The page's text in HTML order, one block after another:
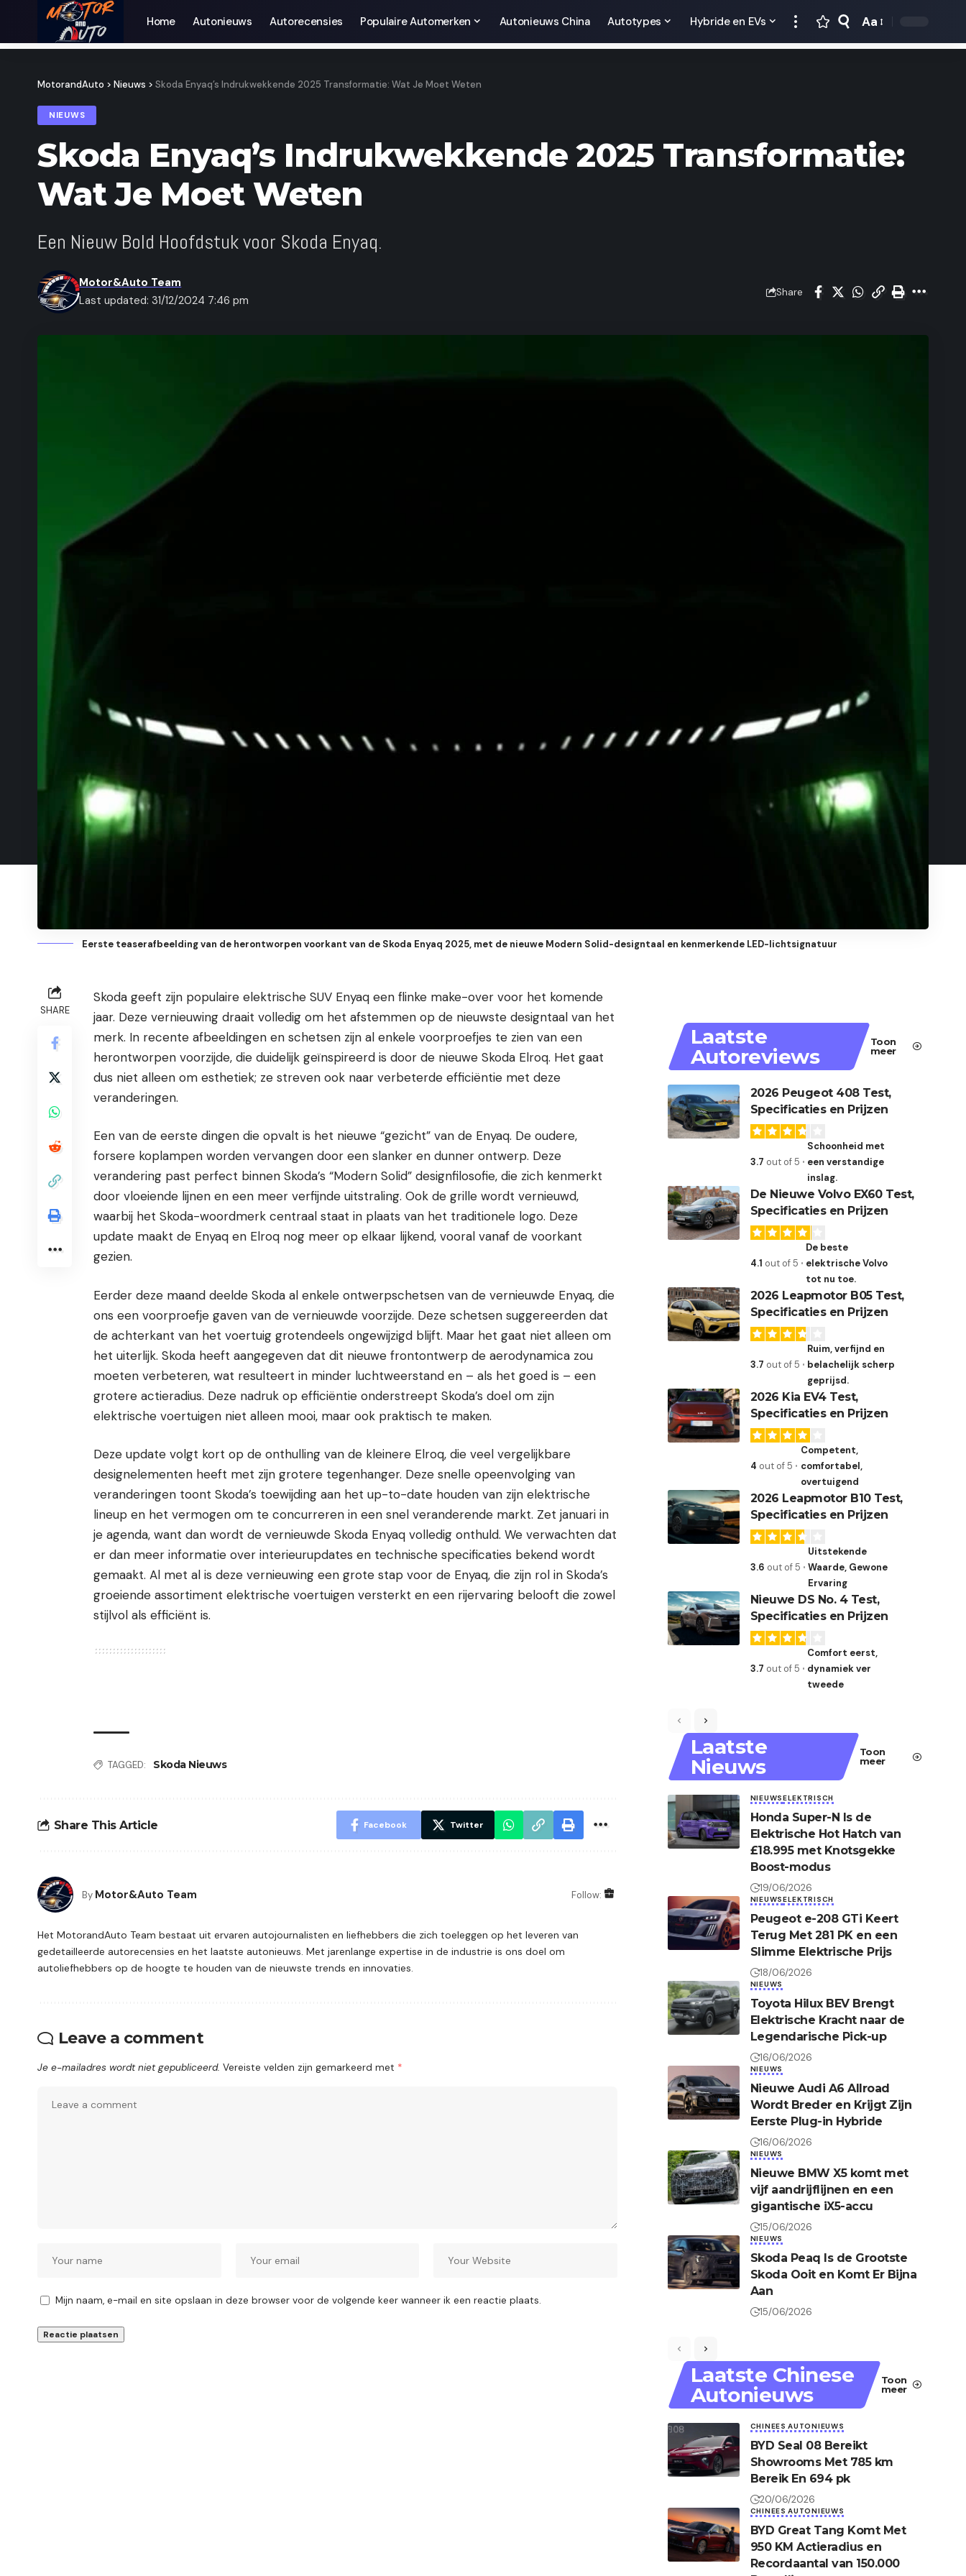
Home Autonieuws Auto­recensies Populaire Automerken Autonieuws China Autotypes Hybride en EVs Aa
MotorandAuto > Nieuws > Skoda Enyaq’s Indrukwekkende 2025 Transformatie: Wat Je Moet Weten
NIEUWS
Skoda Enyaq’s Indrukwekkende 2025 Transformatie:
Wat Je Moet Weten
Een Nieuw Bold Hoofdstuk voor Skoda Enyaq.
Last updated: 31/12/2024 7:46 pm
Motor&Auto Team
Share
Eerste teaserafbeelding van de herontworpen voorkant van de Skoda Enyaq 2025, met de nieuwe Modern Solid-designtaal en kenmerkende LED-lichtsignatuur
SHARE
Skoda geeft zijn populaire elektrische SUV Enyaq een flinke make-over voor het komende
jaar. Deze vernieuwing draait volledig om het afstemmen op de nieuwste designtaal van het
merk. In recente afbeeldingen en schetsen zijn al enkele voorproefjes te zien van een
herontworpen voorzijde, die duidelijk geïnspireerd is door de nieuwe Skoda Elroq. Het gaat
dus niet alleen om esthetiek; ze streven ook naar verbeterde efficiëntie met deze
veranderingen.
Een van de eerste dingen die opvalt is het nieuwe “gezicht” van de Enyaq. De oudere,
forsere koplampen worden vervangen door een slanker en dunner ontwerp. Deze
verandering past perfect binnen Skoda’s “Modern Solid” designfilosofie, die zich kenmerkt
door vloeiende lijnen en een meer verfijnde uitstraling. Ook de grille wordt vernieuwd,
waarbij het Skoda-woordmerk centraal staat in plaats van het traditionele logo. Deze
update maakt de Enyaq en Elroq nog meer op elkaar lijkend, vooral vanaf de voorkant
gezien.
Eerder deze maand deelde Skoda al enkele ontwerpschetsen van de vernieuwde Enyaq, die
ons een voorproefje gaven van de vernieuwde voorzijde. Deze schetsen suggereerden dat
de achterkant van het voertuig grotendeels ongewijzigd blijft. Maar het gaat niet alleen om
het uiterlijk. Skoda heeft aangegeven dat dit nieuwe frontontwerp de aerodynamica zou
moeten verbeteren, wat resulteert in minder luchtweerstand en – als het goed is – een
grotere actieradius. Deze nadruk op efficiëntie onderstreept Skoda’s doel om zijn
elektrische voertuigen niet alleen mooi, maar ook praktisch te maken.
Deze update volgt kort op de onthulling van de kleinere Elroq, die veel vergelijkbare
designelementen heeft met zijn grotere tegenhanger. Deze snelle opeenvolging van
veranderingen toont Skoda’s toewijding aan het up-to-date houden van zijn elektrische
lineup en het vermogen om te concurreren in een snel veranderende markt. Zet januari in
je agenda, want dan wordt de vernieuwde Skoda Enyaq volledig onthuld. We verwachten dat
er dan meer informatie over interieurupdates en technische specificaties bekend wordt
gemaakt. Al met al is deze vernieuwing een grote stap voor de Enyaq, die zijn rol in Skoda’s
groeiende assortiment elektrische voertuigen versterkt en een rijervaring belooft die zowel
stijlvol als efficiënt is.
TAGGED: Skoda Nieuws
Share This Article Facebook Twitter
By Motor&Auto Team Follow:
Het MotorandAuto Team bestaat uit ervaren autojournalisten en liefhebbers die zich toeleggen op het leveren van
gedetailleerde autorecensies en het laatste autonieuws. Met jarenlange expertise in de industrie is ons doel om
autoliefhebbers op de hoogte te houden van de nieuwste trends en innovaties.
Leave a comment
Je e-mailadres wordt niet gepubliceerd. Vereiste velden zijn gemarkeerd met *
Mijn naam, e-mail en site opslaan in deze browser voor de volgende keer wanneer ik een reactie plaats.
Laatste
Autoreviews
Toon
meer
2026 Peugeot 408 Test,
Specificaties en Prijzen
3.7 out of 5
Schoonheid met
een verstandige
inslag.
De Nieuwe Volvo EX60 Test,
Specificaties en Prijzen
4.1 out of 5
De beste
elektrische Volvo
tot nu toe.
2026 Leapmotor B05 Test,
Specificaties en Prijzen
3.7 out of 5
Ruim, verfijnd en
belachelijk scherp
geprijsd.
2026 Kia EV4 Test,
Specificaties en Prijzen
4 out of 5
Competent,
comfortabel,
overtuigend
2026 Leapmotor B10 Test,
Specificaties en Prijzen
3.6 out of 5
Uitstekende
Waarde, Gewone
Ervaring
Nieuwe DS No. 4 Test,
Specificaties en Prijzen
3.7 out of 5
Comfort eerst,
dynamiek ver
tweede
Laatste
Nieuws
Toon
meer
NIEUWSELEKTRISCH
Honda Super-N Is de
Elektrische Hot Hatch van
£18.995 met Knotsgekke
Boost-modus
19/06/2026
NIEUWSELEKTRISCH
Peugeot e-208 GTi Keert
Terug Met 281 PK en een
Slimme Elektrische Prijs
18/06/2026
NIEUWS
Toyota Hilux BEV Brengt
Elektrische Kracht naar de
Legendarische Pick-up
16/06/2026
NIEUWS
Nieuwe Audi A6 Allroad
Wordt Breder en Krijgt Zijn
Eerste Plug-in Hybride
16/06/2026
NIEUWS
Nieuwe BMW X5 komt met
vijf aandrijflijnen en een
gigantische iX5-accu
15/06/2026
NIEUWS
Skoda Peaq Is de Grootste
Skoda Ooit en Komt Er Bijna
Aan
15/06/2026
Laatste Chinese
Autonieuws
Toon
meer
CHINEES AUTONIEUWS
BYD Seal 08 Bereikt
Showrooms Met 785 km
Bereik En 694 pk
20/06/2026
CHINEES AUTONIEUWS
BYD Great Tang Komt Met
950 KM Actieradius en
Recordaantal van 150.000